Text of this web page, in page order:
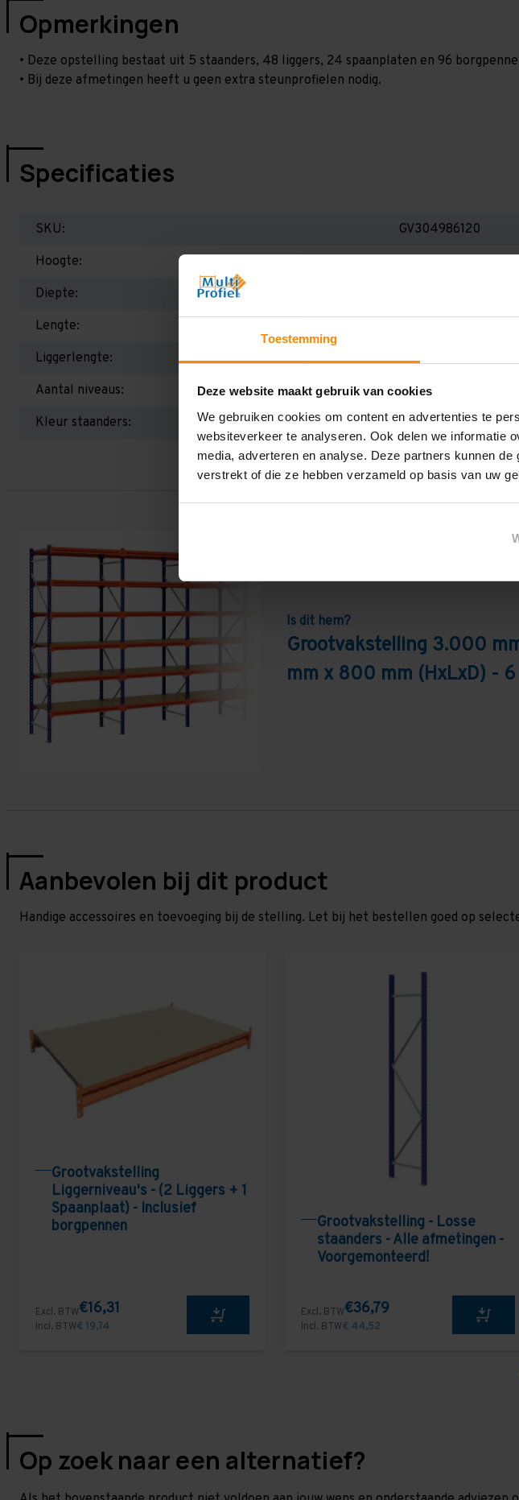
Toestemming
Deze website maakt gebruik van cookies
We gebruiken cookies om content en advertenties te
websiteverkeer te analyseren. Ook delen we informatie
media, adverteren en analyse. Deze partners kunnen
verstrekt of die ze hebben verzameld op basis van uw
Opmerkingen
• Deze opstelling bestaat uit 5 staanders, 48 liggers, 24 spaanplaten en 96
• Bij deze afmetingen heeft u geen extra steunprofielen nodig.
Specificaties
SKU:
GV304986120
Hoogte:
Diepte:
Lengte:
Liggerlengte:
1.200 mm
Aantal niveaus:
6
Kleur staanders:
Blauw
Is dit hem?
Grootvakstelling 3.000
mm x 800 mm (HxLxD) -
Aanbevolen bij dit product
Handige accessoires en toevoeging bij de stelling. Let bij het bestellen goed op
Grootvakstelling
Liggerniveau's - (2 Liggers + 1
Spaanplaat) - Inclusief
borgpennen
Excl. BTW€16,31
Incl. BTW€ 19,74
Grootvakstelling - Losse
staanders - Alle afmetingen -
Voorgemonteerd!
Excl. BTW€36,79
Incl. BTW€ 44,52
Op zoek naar een alternatief?